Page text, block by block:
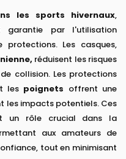
les sports hivernaux,
garantie par l'utilisation
Les casques,
réduisent les risques
collision. Les protections
les poignets offrent une
les impacts potentiels. Ces
un rôle crucial dans la
aux amateurs de
tout en minimisant